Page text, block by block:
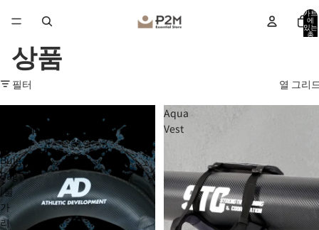
카트
에
있는
총
품목
상품
필터 열 그리
Development
Bulgaria
Bag
[불
가
리
Aqua
Vest